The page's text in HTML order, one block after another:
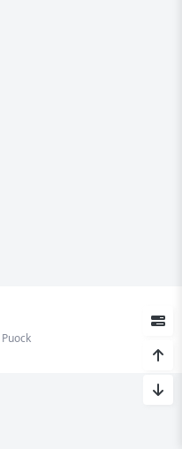
Puock